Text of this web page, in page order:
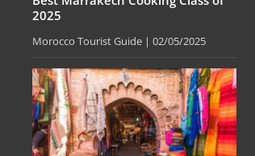
2025
Morocco Tourist Guide 02/05/2025